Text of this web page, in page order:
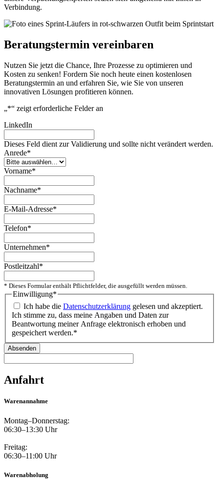
Verbindung.
Beratungstermin vereinbaren
Nutzen Sie jetzt die Chance, Ihre Prozesse zu optimieren und
Kosten zu senken! Fordern Sie noch heute einen kostenlosen
Beratungstermin an und erfahren Sie, wie Sie von unseren
innovativen Lösungen profitieren können.
„*“ zeigt erforderliche Felder an
LinkedIn
Dieses Feld dient zur Validierung und sollte nicht verändert werden.
Anrede*
Vorname*
Nachname*
E-Mail-Adresse*
Telefon*
Unternehmen*
Postleitzahl*
* Dieses Formular enthält Pflichtfelder, die ausgefüllt werden müssen.
Einwilligung*
Ich habe die Datenschutzerklärung gelesen und akzeptiert.
Ich stimme zu, dass meine Angaben und Daten zur
Beantwortung meiner Anfrage elektronisch erhoben und
gespeichert werden.*
Absenden
Anfahrt
Warenannahme
Montag–Donnerstag:
06:30–13:30 Uhr
Freitag:
06:30–11:00 Uhr
Warenabholung